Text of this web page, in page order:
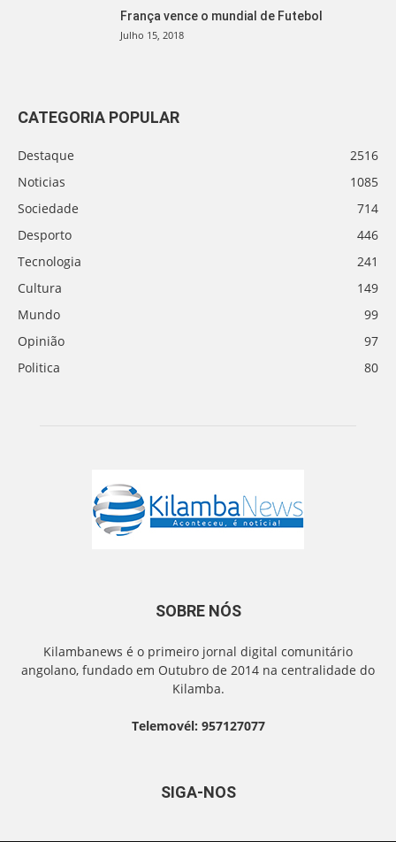
França vence o mundial de Futebol
Julho 15, 2018
CATEGORIA POPULAR
Destaque
2516
Noticias
1085
Sociedade
714
Desporto
446
Tecnologia
241
Cultura
149
Mundo
99
Opinião
97
Politica
80
SOBRE NÓS
Kilambanews é o primeiro jornal digital comunitário
angolano, fundado em Outubro de 2014 na centralidade do
Kilamba.
Telemovél: 957127077
SIGA-NOS